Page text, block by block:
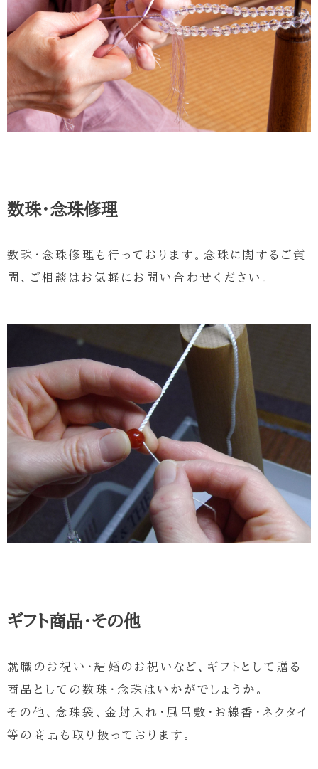
数珠・念珠修理
数珠・念珠修理も行っております。念珠に関するご質
問、ご相談はお気軽にお問い合わせください。
ギフト商品・その他
就職のお祝い・結婚のお祝いなど、ギフトとして贈る
商品としての数珠・念珠はいかがでしょうか。
その他、念珠袋、金封入れ・風呂敷・お線香・ネクタイ
等の商品も取り扱っております。